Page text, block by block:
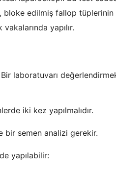
bloke edilmiş fallop
yapılır.
laboratuvarı
iki kez yapılmalıdır.
bir semen analizi gerekir.
yapılabilir: